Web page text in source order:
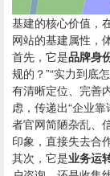
基建的核心价值，
网站的基建属性，
首先，它是品牌身
规的？”“实力到底
有清晰定位、完善
虑，传递出“企业
者官网简陋杂乱、
印象，直接失去合
其次，它是业务运